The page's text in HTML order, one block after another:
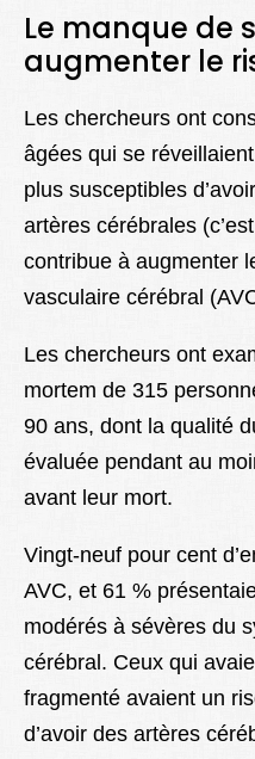
Le manque de
augmenter le
Les chercheurs ont
âgées qui se
plus susceptibles
artères cérébrales
contribue à augmenter
vasculaire cérébral
Les chercheurs ont
mortem de 315
90 ans, dont la qualité
évaluée pendant au
avant leur mort.
Vingt-neuf pour cent
AVC, et 61 %
modérés à sévères du
cérébral. Ceux qui
fragmenté avaient un
d’avoir des artères